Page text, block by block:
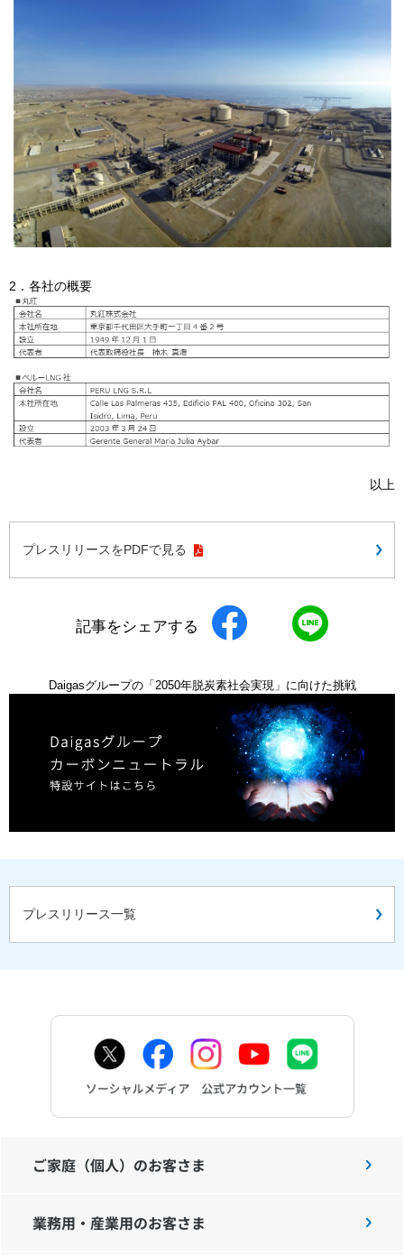
2．各社の概要
以上
プレスリリースをPDFで見る
記事をシェアする
Daigasグループの「2050年脱炭素社会実現」に向けた挑戦
プレスリリース一覧
ご家庭（個人）のお客さま
業務用・産業用のお客さま